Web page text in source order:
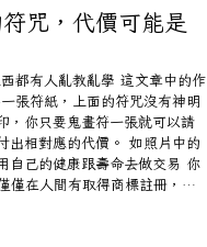
咒，代價可能是
都有人亂教亂學 這文章中的作
張符紙，上面的符咒沒有神明
，你只要鬼畫符一張就可以請
出相對應的代價。 如照片中的
自己的健康跟壽命去做交易 你
僅在人間有取得商標註冊，在